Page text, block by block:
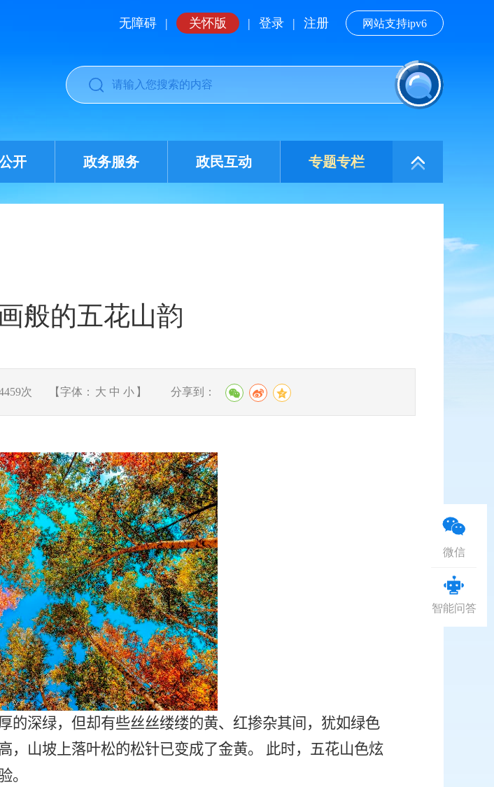
无障碍 | 关怀版 | 登录 | 注册 网站支持ipv6
开 政务服务 政民互动 专题专栏
般的五花山韵
次 【字体： 大 中 小 】 分享到：
的深绿，但却有些丝丝缕缕的黄、红掺杂其间，犹如绿色
山坡上落叶松的松针已变成了金黄。
此时，五花山色炫
。
微信
智能问答